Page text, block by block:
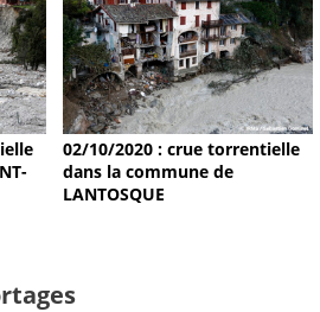
02/10/2020 : crue torrentielle
dans la commune de
LANTOSQUE